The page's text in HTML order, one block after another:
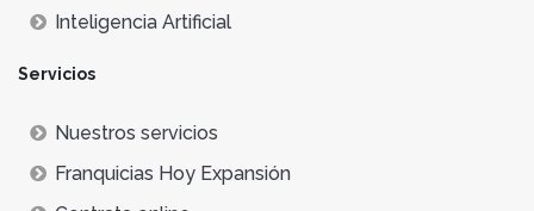
Inteligencia Artificial
Servicios
Nuestros servicios
Franquicias Hoy Expansión